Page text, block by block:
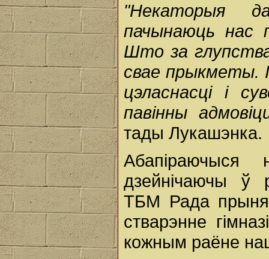
"Некаторыя
пачынаюць нас
Штоза
сваепрыкметы.
цэласнасці і
павінны
тады Лукашэнка.
Абапіраючыся
дзейнічаючы ў
ТБМ Рада
стварэнне
кожным раёне